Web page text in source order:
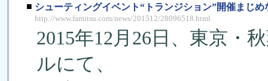
■ シューティングイベント“トランジション”開催まじ
http://www.famitsu.com/news/201512/28096518.html
2015年12月26日、東京・
ルにて、